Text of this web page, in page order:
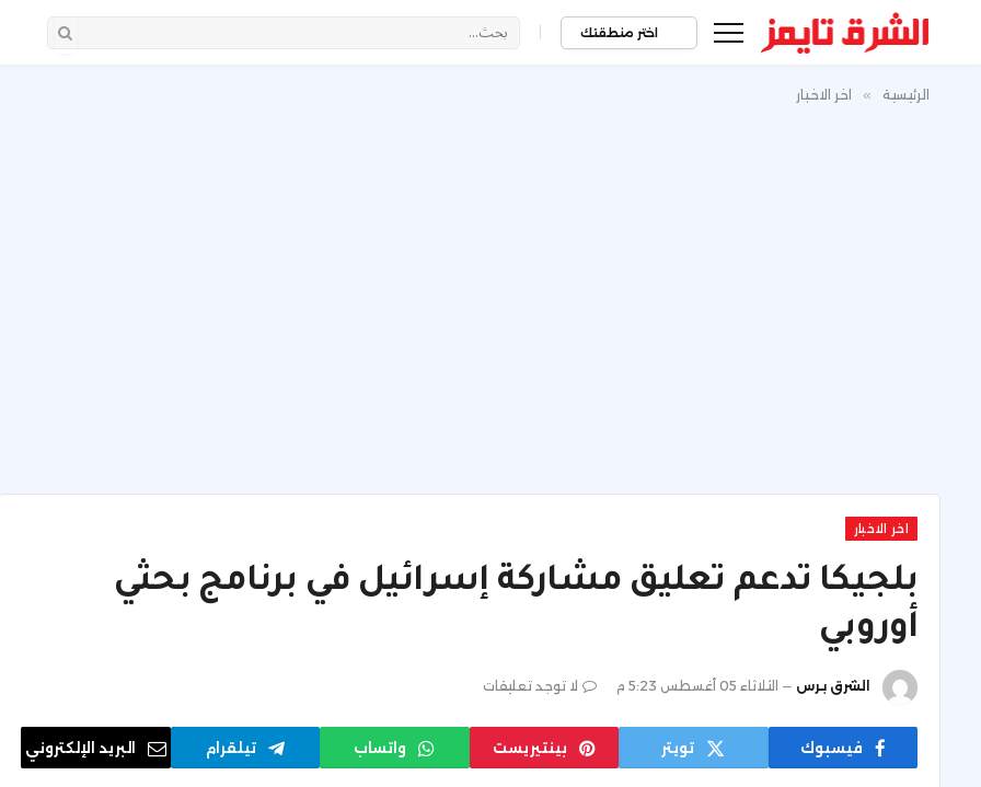
اختر منطقتك |
الرئيسية » اخر الاخبار
اخر الاخبار
بلجيكا تدعم تعليق مشاركة إسرائيل في برنامج بحثي
أوروبي
الشرق برس الثلاثاء 05 أغسطس 5:23 م لا توجد تعليقات
فيسبوك تويتر بينتيريست واتساب تيلقرام البريد الإلكتروني